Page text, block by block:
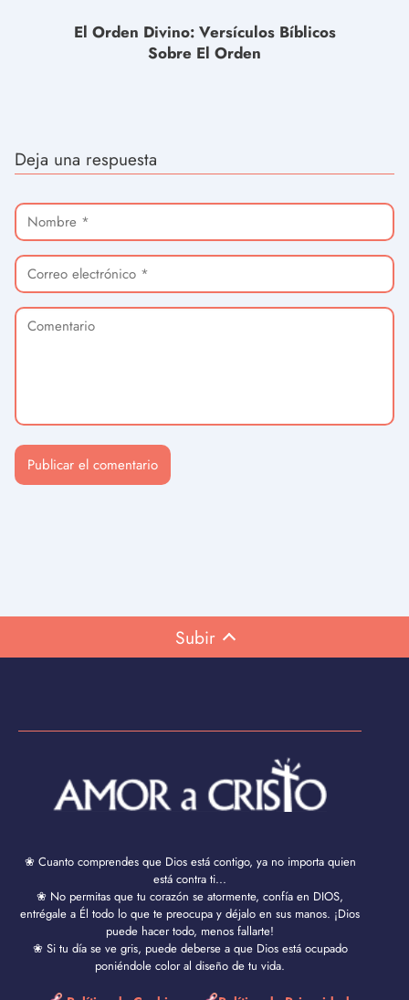
El Orden Divino: Versículos Bíblicos
Sobre El Orden
Deja una respuesta
Subir
❀ Cuanto comprendes que Dios está contigo, ya no importa quien
está contra ti...
❀ No permitas que tu corazón se atormente, confía en DIOS,
entrégale a Él todo lo que te preocupa y déjalo en sus manos. ¡Dios
puede hacer todo, menos fallarte!
❀ Si tu día se ve gris, puede deberse a que Dios está ocupado
poniéndole color al diseño de tu vida.